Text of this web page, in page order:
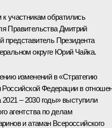
участникам обратились
ПравительстваДмитрий
представитель Президента
округе Юрий Чайка.
изменений в «Стратегию
Российской Федерации в
2021 – 2030 годы» выступили
агентства по делам
и атаман Всероссийского